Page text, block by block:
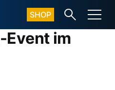
SHOP
im